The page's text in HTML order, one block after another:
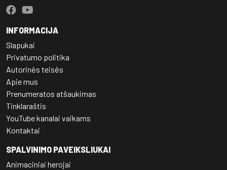
INFORMACIJA
Slapukai
Privatumo politika
Autorinės teisės
Apie mus
Prenumeratos atšaukimas
Tinklaraštis
YouTube kanalai vaikams
Kontaktai
SPALVINIMO PAVEIKSLIUKAI
Animaciniai herojai